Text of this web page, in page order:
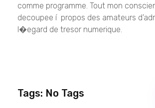
comme programme. Tout mon
decoupee í propos des amateurs
l�egard de tresor numerique.
Tags: No Tags